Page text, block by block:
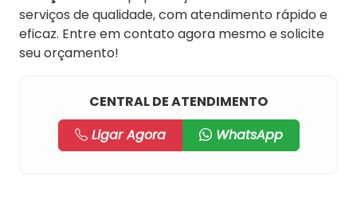
serviços de qualidade, com atendimento rápido e
eficaz. Entre em contato agora mesmo e solicite
seu orçamento!
CENTRAL DE ATENDIMENTO
Ligar Agora
WhatsApp